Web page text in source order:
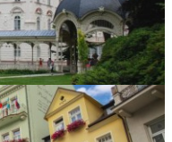
выбранные даты